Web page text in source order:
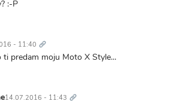
:-P
- 11:40 odkaz
predam moju Moto X Style...
14.07.2016 - 11:43 odkaz